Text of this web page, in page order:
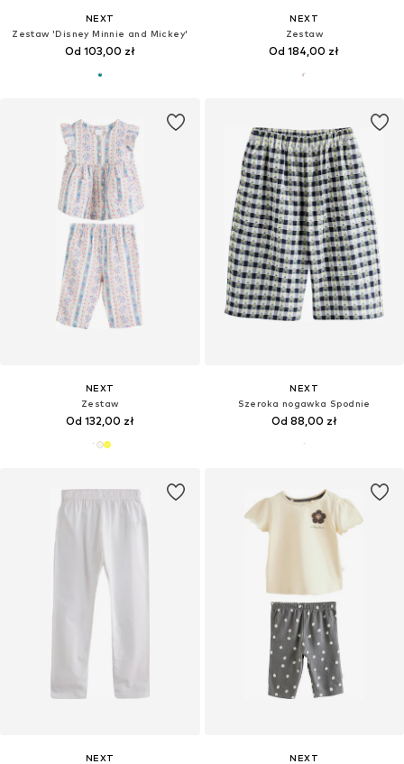
NEXT
Zestaw 'Disney Minnie and Mickey'
Od 103,00 zł
NEXT
Zestaw
Od 184,00 zł
NEXT
Zestaw
Od 132,00 zł
NEXT
Szeroka nogawka Spodnie
Od 88,00 zł
NEXT
NEXT